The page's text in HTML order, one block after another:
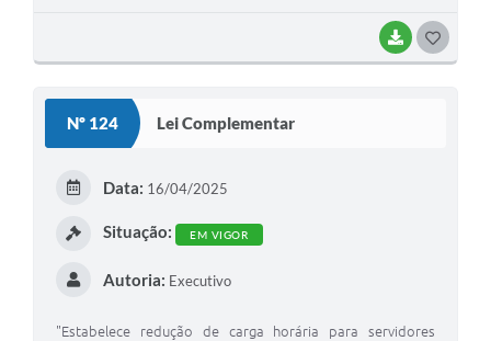
BAIXAR
Nº 124 Lei Complementar
Data: 16/04/2025
Situação: EM VIGOR
Autoria: Executivo
"Estabelece redução de carga horária para servidores